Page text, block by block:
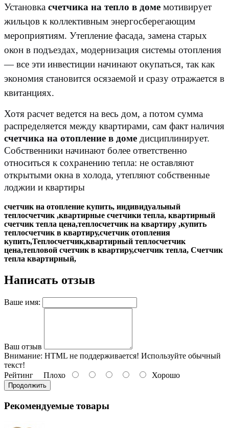
Установка счетчика на тепло в доме мотивирует
жильцов к коллективным энергосберегающим
мероприятиям. Утепление фасада, замена старых
окон в подъездах, модернизация системы отопления
— все эти инвестиции начинают окупаться, так как
экономия становится осязаемой и сразу отражается в
квитанциях.
Хотя расчет ведется на весь дом, а потом сумма
распределяется между квартирами, сам факт наличия
счетчика на отопление в доме дисциплинирует.
Собственники начинают более ответственно
относиться к сохранению тепла: не оставляют
открытыми окна в холода, утепляют собственные
лоджии и квартиры
счетчик на отопление купить, индивидуальный
теплосчетчик ,квартирные счетчики тепла, квартирный
счетчик тепла цена,теплосчетчик на квартиру ,купить
теплосчетчик в квартиру,счетчик отопления
купить,Теплосчетчик,квартирный теплосчетчик
цена,тепловой счетчик в квартиру,счетчик тепла, Счетчик
тепла квартирный,
Написать отзыв
Ваше имя:
Ваш отзыв
Внимание: HTML не поддерживается! Используйте обычный
текст!
Рейтинг Плохо Хорошо
Продолжить
Рекомендуемые товары